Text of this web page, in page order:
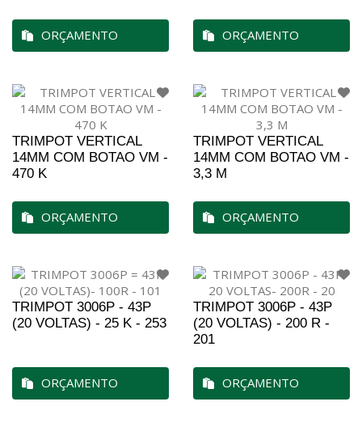
ORÇAMENTO ORÇAMENTO
TRIMPOT VERTICAL
14MM COM BOTAO VM -
470 K
ORÇAMENTO
TRIMPOT VERTICAL
14MM COM BOTAO VM -
3,3 M
ORÇAMENTO
TRIMPOT 3006P - 43P
(20 VOLTAS) - 25 K - 253
ORÇAMENTO
TRIMPOT 3006P - 43P
(20 VOLTAS) - 200 R -
201
ORÇAMENTO